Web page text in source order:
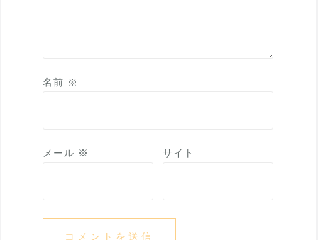
名前 ※
メール ※ サイト